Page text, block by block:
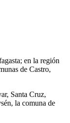
en la región
de Castro,
Santa Cruz,
la comuna de